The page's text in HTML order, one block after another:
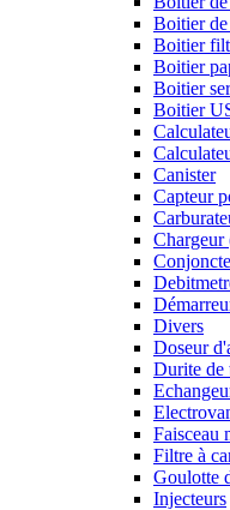
Boitier
Boitier
Boitier
Boitier
Boitier
Canister
Capteur
Chargeur
Divers
Doseur
Durite de
Faisceau
Filtre à
Goulotte
Injecteurs